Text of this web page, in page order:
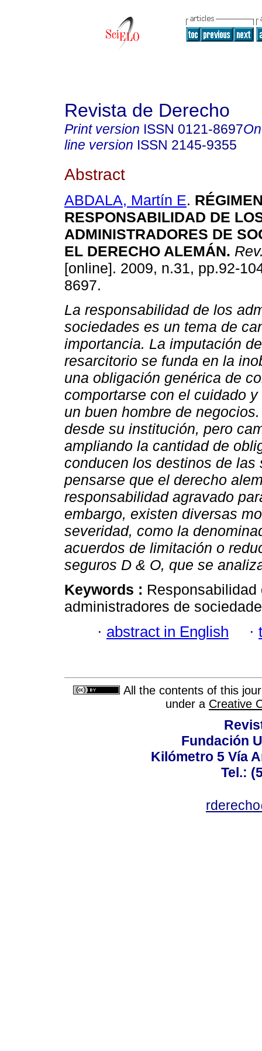
Revista de Derecho
Print version ISSN 0121-8697
line version ISSN 2145-9355
Abstract
ABDALA, Martín E.
RESPONSABILIDAD DE
ADMINISTRADORES DE
EL DERECHO ALEMÁN.
[online]. 2009, n.31, pp.92-
8697.
La responsabilidad de los
sociedades es un tema de
importancia. La imputación
resarcitorio se funda en la
una obligación genérica de
comportarse con el cuidado
un buen hombre de
desde su institución, pero
ampliando la cantidad de
conducen los destinos de
pensarse que el derecho
responsabilidad agravado
embargo, existen diversas
severidad, como la
acuerdos de limitación o
seguros D & O, que se
Keywords :
administradores de
· abstract in English ·
All the contents of this
under a Creative
Fundación
Kilómetro 5 Vía
Tel.: